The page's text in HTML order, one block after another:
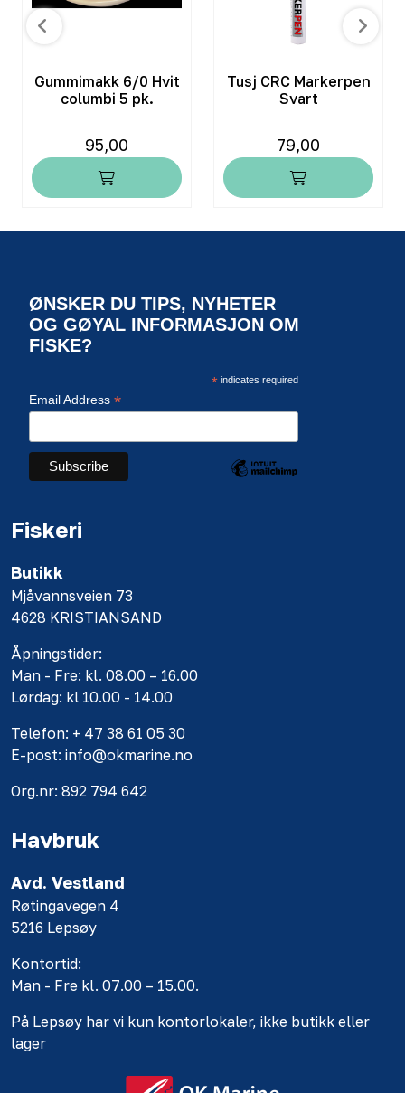
Gummimakk 6/0 Hvit
columbi 5 pk.
95,00
Tusj CRC Markerpen
Svart
79,00
ØNSKER DU TIPS, NYHETER
OG GØYAL INFORMASJON OM
FISKE?
*indicates required
Email Address *
Fiskeri
Butikk
Mjåvannsveien 73
4628 KRISTIANSAND
Åpningstider:
Man - Fre: kl. 08.00 – 16.00
Lørdag: kl 10.00 - 14.00
Telefon: + 47 38 61 05 30
E-post: info@okmarine.no
Org.nr: 892 794 642
Havbruk
Avd. Vestland
Røtingavegen 4
5216 Lepsøy
Kontortid:
Man - Fre kl. 07.00 – 15.00.
På Lepsøy har vi kun kontorlokaler, ikke butikk eller
lager